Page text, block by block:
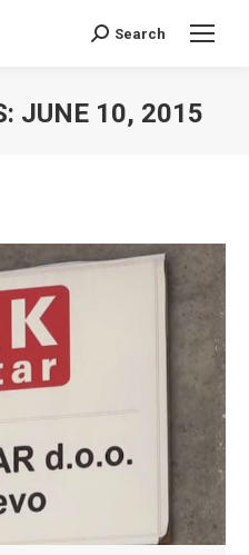
Search:
Search
JUNE 10, 2015